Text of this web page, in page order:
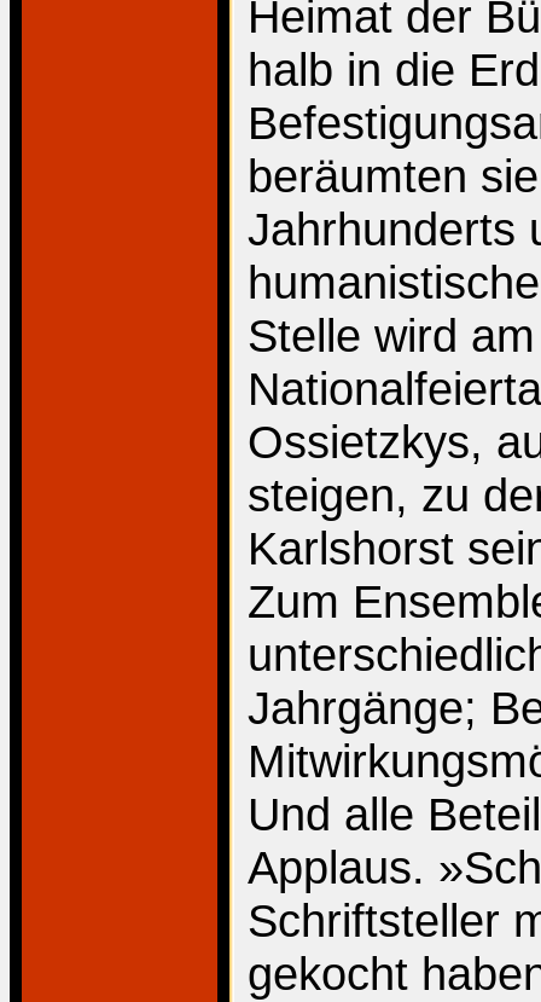
Heimat der
halb in die
beräumten
Jahrhunderts
Stelle wird
Ossietzkys,
steigen, zu
Karlshorst
Zum
Jahrgänge;
Und alle
Applaus.
Schriftsteller
gekocht